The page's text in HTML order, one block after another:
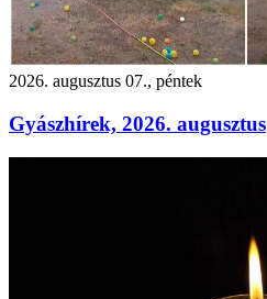
2026. augusztus 07., péntek
Gyászhírek, 2026. augusztus